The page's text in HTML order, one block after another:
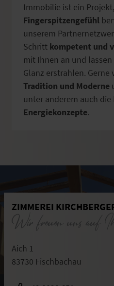
Immobilie ist ein
Fingerspitzengefühl
unserem
Schritt kompetent und
mit Ihnen an und
Glanz erstrahlen.
Tradition und Moderne
unter anderem auch die
Energiekonzepte.
ZIMMEREI
Wir freuen uns auf
Aich 1
83730 Fischbachau